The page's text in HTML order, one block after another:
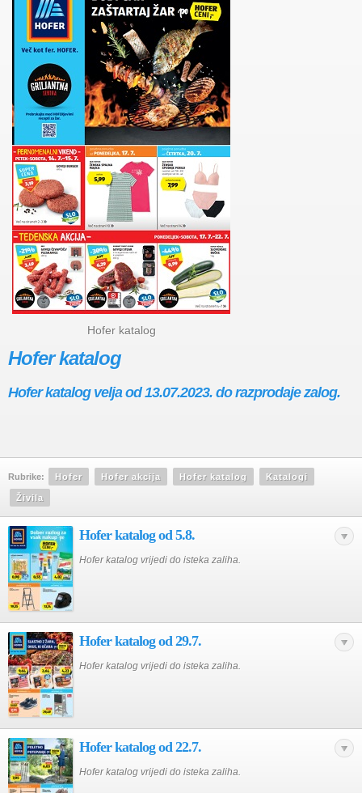
Hofer katalog
Hofer katalog
Hofer katalog velja od 13.07.2023. do razprodaje zalog.
Rubrike: Hofer Hofer akcija Hofer katalog Katalogi
Živila
Hofer katalog od 5.8.
Hofer katalog vrijedi do isteka zaliha.
Hofer katalog od 29.7.
Hofer katalog vrijedi do isteka zaliha.
Hofer katalog od 22.7.
Hofer katalog vrijedi do isteka zaliha.